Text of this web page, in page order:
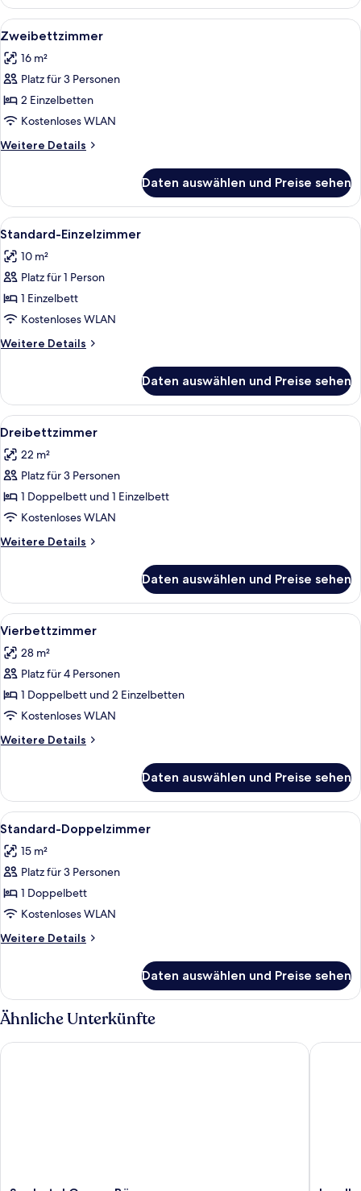
Doppelzimmer,
Bergblick
Alle
Fotos
für
Zweibettzimmer
anzeigen
Ein reichhaltiges Buffet mit
5
Zweibettzimmer
16 m²
Platz für 3 Personen
2 Einzelbetten
Kostenloses WLAN
Weitere Details
Weitere
Daten auswählen und Preise sehen
Alle
Fotos
für
Standard-
Einzelzimmer
anzeigen
Ein Hotelzimmer mit zwei
6
Standard-Einzelzimmer
10 m²
Platz für 1 Person
1 Einzelbett
Kostenloses WLAN
Weitere Details
Weitere
Einzelzimmer
Daten auswählen und Preise sehen
Alle
Fotos
für
Dreibettzimmer
anzeigen
Ein Hotelzimmer mit zwei Betten,
6
Dreibettzimmer
22 m²
Platz für 3 Personen
1 Doppelbett und 1 Einzelbett
Kostenloses WLAN
Weitere Details
Weitere
Daten auswählen und Preise sehen
Alle
Fotos
für
Vierbettzimmer
anzeigen
Ein Hotelzimmer mit zwei
8
Vierbettzimmer
28 m²
Platz für 4 Personen
1 Doppelbett und 2 Einzelbetten
Kostenloses WLAN
Weitere Details
Weitere
Daten auswählen und Preise sehen
Alle
Fotos
für
Standard-
Doppelzimmer
anzeigen
Ein Hotelzimmer mit Bett,
8
Standard-Doppelzimmer
15 m²
Platz für 3 Personen
1 Doppelbett
Kostenloses WLAN
Weitere Details
Weitere
Doppelzimmer
Daten auswählen und Preise sehen
Ähnliche Unterkünfte
Seehotel Grauer Bär